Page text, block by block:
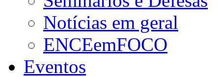
Notícias em geral
ENCEemFOCO
Eventos